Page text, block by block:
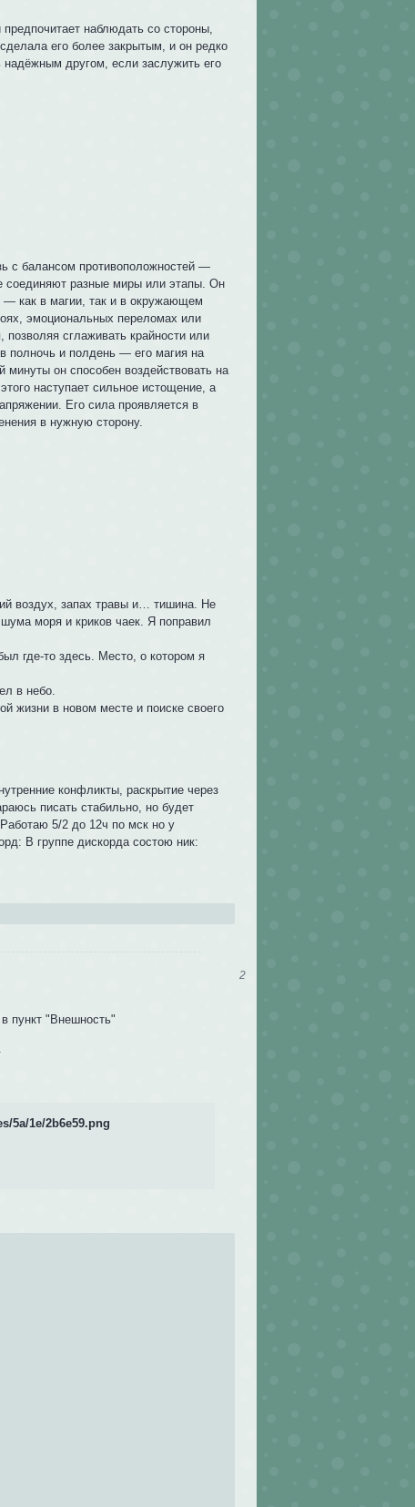
наблюдать со стороны,
его более закрытым, и он редко
надёжным другом, если заслужить его
с балансом противоположностей —
соединяют разные миры или этапы. Он
— как в магии, так и в окружающем
эмоциональных переломах или
сглаживать крайности или
полночь и полдень — его магия на
минуты он способен воздействовать на
наступает сильное истощение, а
Его сила проявляется в
в нужную сторону.
воздух, запах травы и… тишина. Не
моря и криков чаек. Я поправил
где-то здесь. Место, о котором я
в небо.
жизни в новом месте и поиске своего
конфликты, раскрытие через
писать стабильно, но будет
5/2 до 12ч по мск но у
В группе дискорда состою ник:
2
пункт "Внешность"